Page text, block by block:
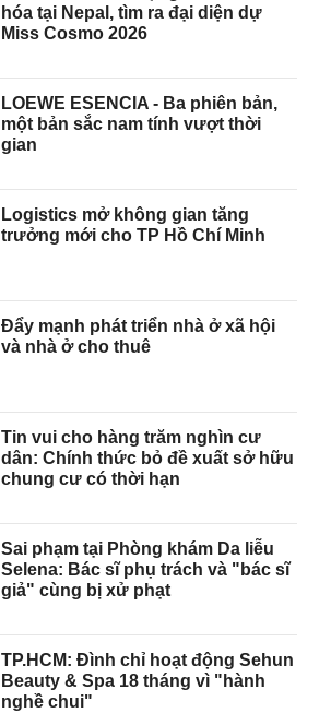
hóa tại Nepal, tìm ra đại diện dự
Miss Cosmo 2026
LOEWE ESENCIA - Ba phiên bản,
một bản sắc nam tính vượt thời
gian
Logistics mở không gian tăng
trưởng mới cho TP Hồ Chí Minh
Đẩy mạnh phát triển nhà ở xã hội
và nhà ở cho thuê
Tin vui cho hàng trăm nghìn cư
dân: Chính thức bỏ đề xuất sở hữu
chung cư có thời hạn
Sai phạm tại Phòng khám Da liễu
Selena: Bác sĩ phụ trách và "bác sĩ
giả" cùng bị xử phạt
TP.HCM: Đình chỉ hoạt động Sehun
Beauty & Spa 18 tháng vì "hành
nghề chui"